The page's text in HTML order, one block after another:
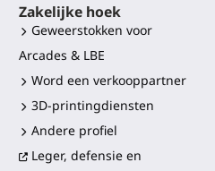
Zakelijke hoek
Geweerstokken voor
Arcades & LBE
Word een verkooppartner
3D-printingdiensten
Andere profiel
Leger, defensie en